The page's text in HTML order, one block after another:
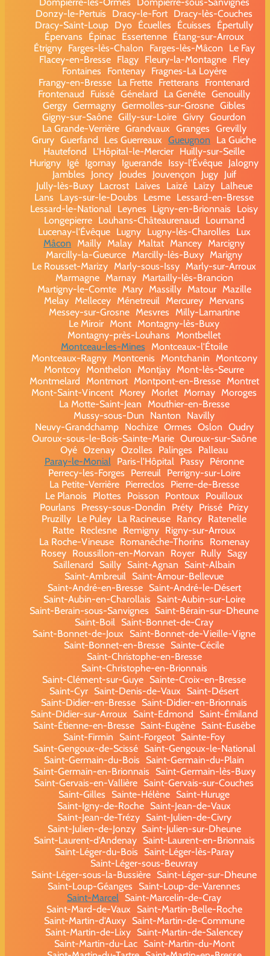
Donzy-le-Pertuis
Dracy-le-Fort Dracy-lès-Couches
Dracy-Saint-Loup Dyo Écuelles Écuisses
Épertully
Épervans
Épinac Essertenne
Étang-sur-Arroux
Étrigny
Farges-lès-Chalon Farges-lès-Mâcon
Le Fay
Flacey-en-Bresse
Flagy Fleury-la-Montagne
Fley
Fontaines
Fontenay
Fragnes-La Loyère
Frangy-en-Bresse La Frette Fretterans
Frontenard
Frontenaud
Fuissé Génelard La Genête Genouilly
Gergy Germagny Germolles-sur-Grosne Gibles
Gigny-sur-Saône Gilly-sur-Loire Givry Gourdon
La Grande-Verrière Grandvaux Granges Grevilly
Grury Guerfand Les Guerreaux Gueugnon
La Guiche
Hautefond
L'Hôpital-le-Mercier Huilly-sur-Seille
Hurigny Igé Igornay Iguerande Issy-l'Évêque Jalogny
Jambles
Joncy Joudes Jouvençon Jugy
Juif
Jully-lès-Buxy
Lacrost Laives Laizé Laizy
Lalheue
Lans
Lays-sur-le-Doubs Lesme Lessard-en-Bresse
Lessard-le-National
Leynes Ligny-en-Brionnais
Loisy
Longepierre
Louhans-Châteaurenaud
Lournand
Lucenay-l'Évêque
Lugny Lugny-lès-Charolles
Lux
Mâcon
Mailly Malay Maltat Mancey Marcigny
Marcilly-la-Gueurce Marcilly-lès-Buxy Marigny
Le Rousset-Marizy Marly-sous-Issy Marly-sur-Arroux
Marmagne
Marnay
Martailly-lès-Brancion
Martigny-le-Comte
Mary Massilly Matour
Mazille
Melay Mellecey Ménetreuil Mercurey Mervans
Messey-sur-Grosne
Mesvres
Milly-Lamartine
Le Miroir Mont Montagny-lès-Buxy
Montagny-près-Louhans
Montbellet
Montceau-les-Mines
Montceaux-l'Étoile
Montceaux-Ragny
Montcenis Montchanin
Montcony
Montcoy Monthelon Montjay Mont-lès-Seurre
Montmelard
Montmort Montpont-en-Bresse
Montret
Mont-Saint-Vincent Morey Morlet Mornay Moroges
La Motte-Saint-Jean
Mouthier-en-Bresse
Mussy-sous-Dun
Nanton
Navilly
Neuvy-Grandchamp
Nochize Ormes Oslon Oudry
Ouroux-sous-le-Bois-Sainte-Marie Ouroux-sur-Saône
Oyé Ozenay Ozolles Palinges
Palleau
Paray-le-Monial
Paris-l'Hôpital Passy
Péronne
Perrecy-les-Forges
Perreuil
Perrigny-sur-Loire
La Petite-Verrière
Pierreclos
Pierre-de-Bresse
Le Planois
Plottes Poisson Pontoux
Pouilloux
Pourlans
Pressy-sous-Dondin Préty Prissé Prizy
Pruzilly Le Puley La Racineuse Rancy Ratenelle
Ratte Reclesne Remigny Rigny-sur-Arroux
La Roche-Vineuse
Romanèche-Thorins
Romenay
Rosey Roussillon-en-Morvan Royer Rully Sagy
Saillenard
Sailly Saint-Agnan
Saint-Albain
Saint-Ambreuil
Saint-Amour-Bellevue
Saint-André-en-Bresse
Saint-André-le-Désert
Saint-Aubin-en-Charollais
Saint-Aubin-sur-Loire
Saint-Berain-sous-Sanvignes
Saint-Bérain-sur-Dheune
Saint-Boil
Saint-Bonnet-de-Cray
Saint-Bonnet-de-Joux
Saint-Bonnet-de-Vieille-Vigne
Saint-Bonnet-en-Bresse Sainte-Cécile
Saint-Christophe-en-Bresse
Saint-Christophe-en-Brionnais
Saint-Clément-sur-Guye Sainte-Croix-en-Bresse
Saint-Cyr Saint-Denis-de-Vaux
Saint-Désert
Saint-Didier-en-Bresse Saint-Didier-en-Brionnais
Saint-Didier-sur-Arroux
Saint-Edmond
Saint-Émiland
Saint-Étienne-en-Bresse
Saint-Eugène
Saint-Eusèbe
Saint-Firmin
Saint-Forgeot Sainte-Foy
Saint-Gengoux-de-Scissé
Saint-Gengoux-le-National
Saint-Germain-du-Bois
Saint-Germain-du-Plain
Saint-Germain-en-Brionnais
Saint-Germain-lès-Buxy
Saint-Gervais-en-Vallière Saint-Gervais-sur-Couches
Saint-Gilles
Sainte-Hélène Saint-Huruge
Saint-Igny-de-Roche Saint-Jean-de-Vaux
Saint-Jean-de-Trézy
Saint-Julien-de-Civry
Saint-Julien-de-Jonzy
Saint-Julien-sur-Dheune
Saint-Laurent-d'Andenay
Saint-Laurent-en-Brionnais
Saint-Léger-du-Bois
Saint-Léger-lès-Paray
Saint-Léger-sous-Beuvray
Saint-Léger-sous-la-Bussière Saint-Léger-sur-Dheune
Saint-Loup-Géanges
Saint-Loup-de-Varennes
Saint-Marcel
Saint-Marcelin-de-Cray
Saint-Mard-de-Vaux
Saint-Martin-Belle-Roche
Saint-Martin-d'Auxy
Saint-Martin-de-Commune
Saint-Martin-de-Lixy Saint-Martin-de-Salencey
Saint-Martin-du-Lac
Saint-Martin-du-Mont